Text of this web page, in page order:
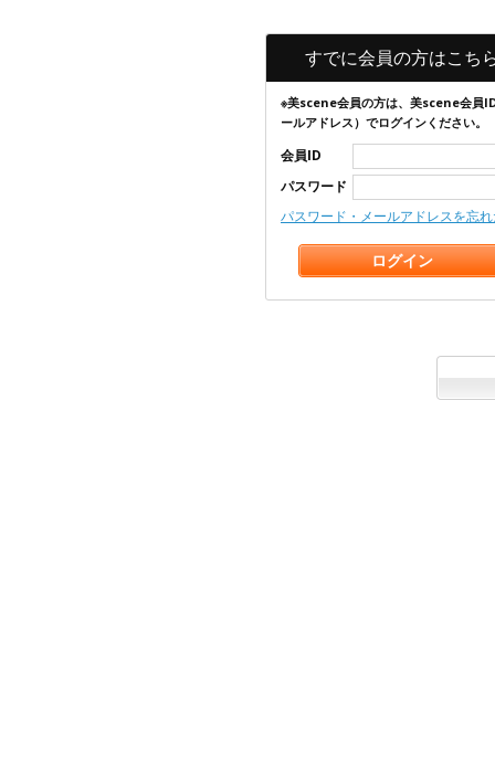
すでに会員の方はこち
※美scene会員の方は、美scene会員
ールアドレス）でログインください。
会員ID
パスワード
パスワード・メールアドレスを忘